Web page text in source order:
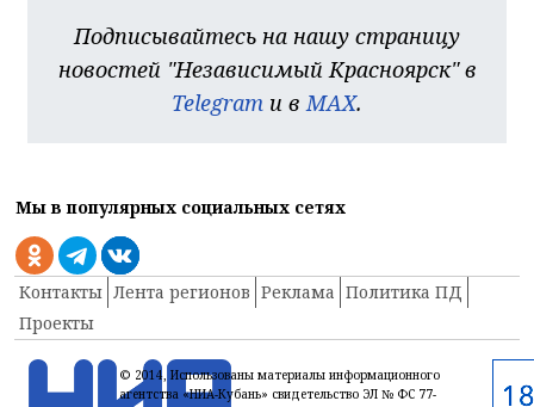
Подписывайтесь на нашу страницу
новостей "Независимый Красноярск" в
Telegram и в MAX.
Мы в популярных социальных сетях
Контакты Лента регионов Реклама Политика ПД
Проекты
© 2014, Использованы материалы информационного
агентства «НИА-Кубань» свидетельство ЭЛ № ФС 77-